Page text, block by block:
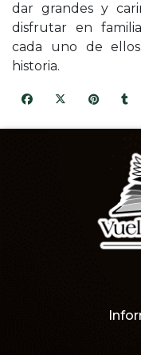
dar grandes y
disfrutar en
cada uno de
historia.